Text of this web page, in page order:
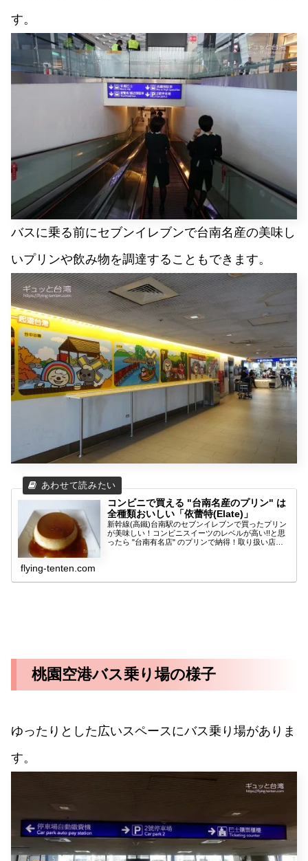
す。
バスに乗る前にセブンイレブンで台南名産の美味し
いプリンや飲み物を調達することもできます。
コンビニで買える "台南名産のプリン" は
全種類おいしい「依蕾特(Elate)」
新幹線(高鐵)台南駅のセブンイレブンで買ったプリン
が美味しい！コンビニスイーツのレベルが高い!!と思
ったら "台南有名店" のプリンで納得！取り扱い店情
flying-tenten.com
桃園空港バス乗り場の様子
ゆったりとした広いスペースにバス乗り場がありま
す。